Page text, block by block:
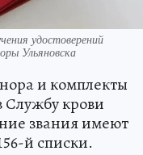
удостоверений
Ульяновска
и комплекты
Службу крови
звания имеют
й списки.